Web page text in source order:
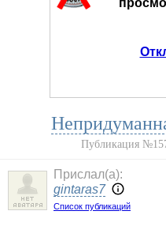
Публикация
Прислал(a):
gintaras7
Список публикаций